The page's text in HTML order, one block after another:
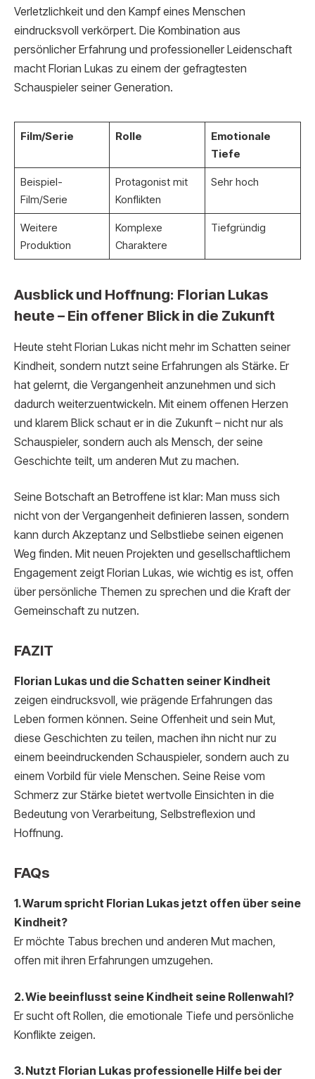
Verletzlichkeit und den Kampf eines Menschen
eindrucksvoll verkörpert. Die Kombination aus
persönlicher Erfahrung und professioneller Leidenschaft
macht Florian Lukas zu einem der gefragtesten
Schauspieler seiner Generation.
Film/Serie Rolle
Emotionale
Tiefe
Beispiel-
Film/Serie
Protagonist mit
Konflikten
Sehr hoch
Weitere
Produktion
Komplexe
Charaktere
Tiefgründig
Ausblick und Hoffnung: Florian Lukas
heute – Ein offener Blick in die Zukunft
Heute steht Florian Lukas nicht mehr im Schatten seiner
Kindheit, sondern nutzt seine Erfahrungen als Stärke. Er
hat gelernt, die Vergangenheit anzunehmen und sich
dadurch weiterzuentwickeln. Mit einem offenen Herzen
und klarem Blick schaut er in die Zukunft – nicht nur als
Schauspieler, sondern auch als Mensch, der seine
Geschichte teilt, um anderen Mut zu machen.
Seine Botschaft an Betroffene ist klar: Man muss sich
nicht von der Vergangenheit definieren lassen, sondern
kann durch Akzeptanz und Selbstliebe seinen eigenen
Weg finden. Mit neuen Projekten und gesellschaftlichem
Engagement zeigt Florian Lukas, wie wichtig es ist, offen
über persönliche Themen zu sprechen und die Kraft der
Gemeinschaft zu nutzen.
FAZIT
Florian Lukas und die Schatten seiner Kindheit
zeigen eindrucksvoll, wie prägende Erfahrungen das
Leben formen können. Seine Offenheit und sein Mut,
diese Geschichten zu teilen, machen ihn nicht nur zu
einem beeindruckenden Schauspieler, sondern auch zu
einem Vorbild für viele Menschen. Seine Reise vom
Schmerz zur Stärke bietet wertvolle Einsichten in die
Bedeutung von Verarbeitung, Selbstreflexion und
Hoffnung.
FAQs
1. Warum spricht Florian Lukas jetzt offen über seine
Kindheit?
Er möchte Tabus brechen und anderen Mut machen,
offen mit ihren Erfahrungen umzugehen.
2. Wie beeinflusst seine Kindheit seine Rollenwahl?
Er sucht oft Rollen, die emotionale Tiefe und persönliche
Konflikte zeigen.
3. Nutzt Florian Lukas professionelle Hilfe bei der